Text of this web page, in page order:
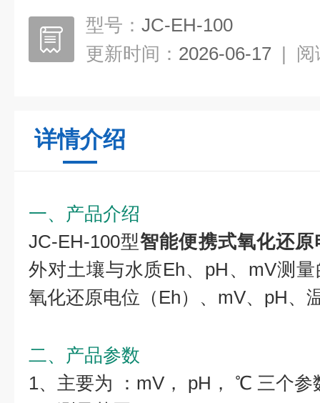
型号： JC-EH-100
更新时间： 2026-06-17 | 阅
详情介绍
一、产品介绍
JC-EH-100型智能便携式氧化还原
外对土壤与水质Eh、pH、mV测
氧化还原电位（Eh）、mV、pH、
二、产品参数
1、主要为 ：mV， pH， ℃ 三个参